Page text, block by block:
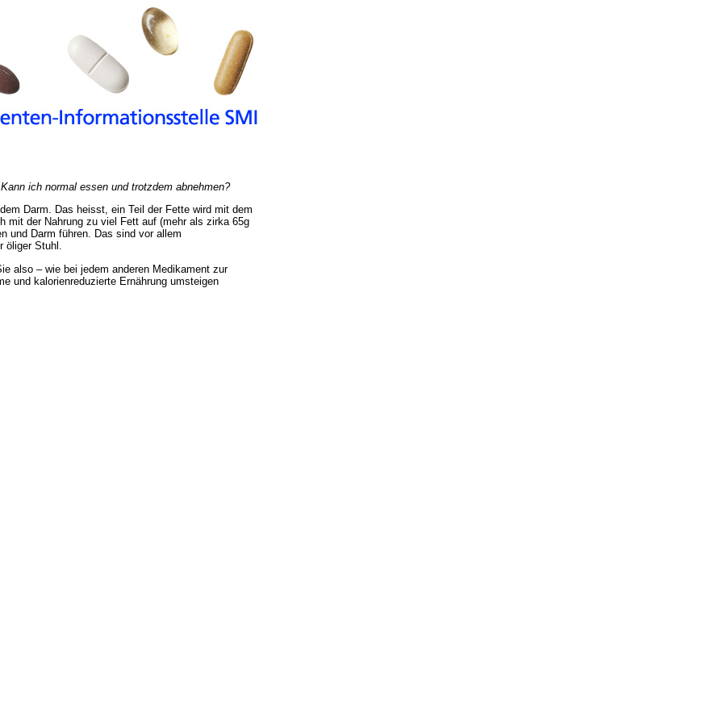
ich normal essen und trotzdem abnehmen?
Darm. Das heisst, ein Teil der Fette wird mit dem
mit der Nahrung zu viel Fett auf (mehr als zirka 65g
und Darm führen. Das sind vor allem
öliger Stuhl.
also – wie bei jedem anderen Medikament zur
und kalorienreduzierte Ernährung umsteigen